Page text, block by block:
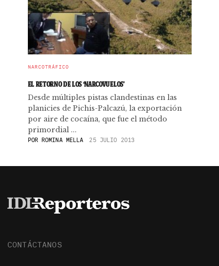
NARCOTRÁFICO
EL RETORNO DE LOS ‘NARCOVUELOS’
Desde múltiples pistas clandestinas en las
planicies de Pichis-Palcazú, la exportación
por aire de cocaína, que fue el método
primordial ...
POR ROMINA MELLA 25 JULIO 2013
CONTÁCTANOS